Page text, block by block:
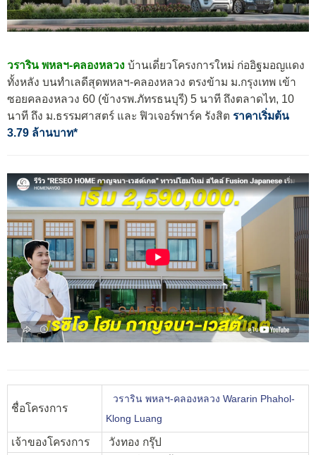
วราริน พหลฯ-คลองหลวง บ้านเดี่ยวโครงการใหม่ ก่ออิฐมอญแดง
ทั้งหลัง บนทำเลดีสุดพหลฯ-คลองหลวง ตรงข้าม ม.กรุงเทพ เข้า
ซอยคลองหลวง 60 (ข้างรพ.ภัทรธนบุรี) 5 นาที ถึงตลาดไท, 10
นาที ถึง ม.ธรรมศาสตร์ และ ฟิวเจอร์พาร์ค รังสิต ราคาเริ่มต้น
3.79 ล้านบาท*
ชื่อโครงการ
วราริน พหลฯ-คลองหลวง Wararin Phahol-
Klong Luang
เจ้าของโครงการ
วังทอง กรุ๊ป